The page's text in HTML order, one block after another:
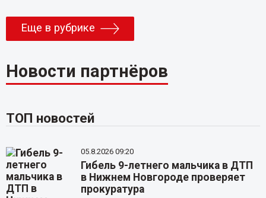
Еще в рубрике
Новости партнёров
ТОП новостей
05.8.2026 09:20
Гибель 9-летнего мальчика в ДТП
в Нижнем Новгороде проверяет
прокуратура